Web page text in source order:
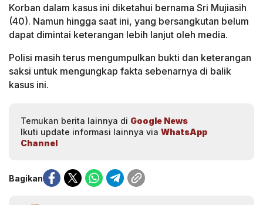
Korban dalam kasus ini diketahui bernama Sri Mujiasih
(40). Namun hingga saat ini, yang bersangkutan belum
dapat dimintai keterangan lebih lanjut oleh media.
Polisi masih terus mengumpulkan bukti dan keterangan
saksi untuk mengungkap fakta sebenarnya di balik
kasus ini.
Temukan berita lainnya di Google News
Ikuti update informasi lainnya via WhatsApp
Channel
Bagikan